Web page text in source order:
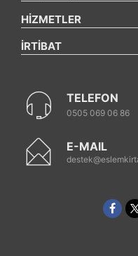
HİZMETLER
İRTİBAT
TELEFON
0505 069 06 86
E-MAIL